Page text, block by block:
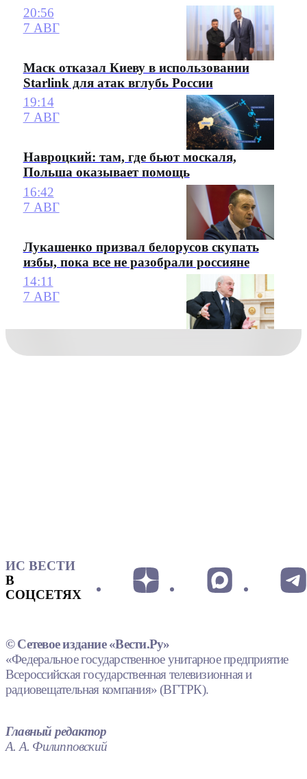
20:56
7 АВГ
Маск отказал Киеву в использовании
Starlink для атак вглубь России
19:14
7 АВГ
Навроцкий: там, где бьют москаля,
Польша оказывает помощь
16:42
7 АВГ
Лукашенко призвал белорусов скупать
избы, пока все не разобрали россияне
14:11
7 АВГ
ИС ВЕСТИ
В
СОЦСЕТЯХ
© Сетевое издание «Вести.Ру»
«Федеральное государственное унитарное предприятие
Всероссийская государственная телевизионная и
радиовещательная компания» (ВГТРК).
Главный редактор
А. А. Филипповский